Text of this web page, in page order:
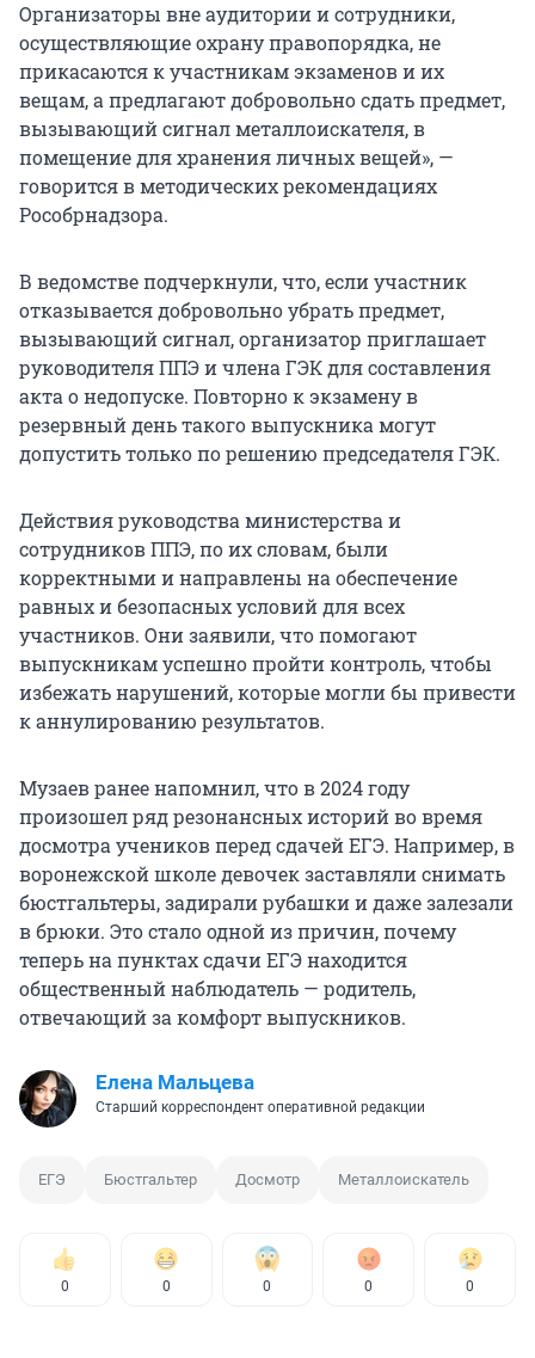
Организаторы вне аудитории и сотрудники,
осуществляющие охрану правопорядка, не
прикасаются к участникам экзаменов и их
вещам, а предлагают добровольно сдать предмет,
вызывающий сигнал металлоискателя, в
помещение для хранения личных вещей», —
говорится в методических рекомендациях
Рособрнадзора.
В ведомстве подчеркнули, что, если участник
отказывается добровольно убрать предмет,
вызывающий сигнал, организатор приглашает
руководителя ППЭ и члена ГЭК для составления
акта о недопуске. Повторно к экзамену в
резервный день такого выпускника могут
допустить только по решению председателя ГЭК.
Действия руководства министерства и
сотрудников ППЭ, по их словам, были
корректными и направлены на обеспечение
равных и безопасных условий для всех
участников. Они заявили, что помогают
выпускникам успешно пройти контроль, чтобы
избежать нарушений, которые могли бы привести
к аннулированию результатов.
Музаев ранее напомнил, что в 2024 году
произошел ряд резонансных историй во время
досмотра учеников перед сдачей ЕГЭ. Например, в
воронежской школе девочек заставляли снимать
бюстгальтеры, задирали рубашки и даже залезали
в брюки. Это стало одной из причин, почему
теперь на пунктах сдачи ЕГЭ находится
общественный наблюдатель — родитель,
отвечающий за комфорт выпускников.
Елена Мальцева
Старший корреспондент оперативной редакции
ЕГЭ Бюстгальтер Досмотр Металлоискатель
0 0 0 0 0